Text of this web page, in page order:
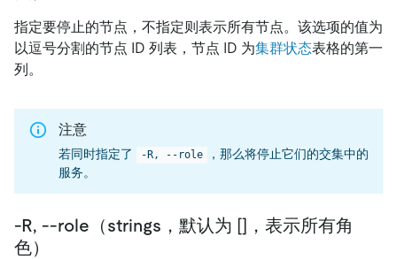
指定要停止的节点，不指定则表示所有节点。该选项的值为
以逗号分割的节点 ID 列表，节点 ID 为集群状态表格的第一
列。
注意
若同时指定了 -R, --role
，那么将停止它们的交集中的
服务。
-R, --role（strings，默认为 []，表示所有角
色）